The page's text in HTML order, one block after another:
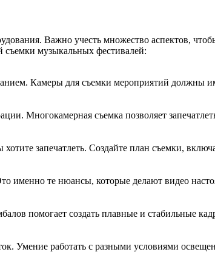
Важно учесть множество аспектов,
музыкальных фестивалей:
Камеры для съемки мероприятий должны
Многокамерная съемка позволяет
запечатлеть. Создайте план съемки,
именно те нюансы, которые делают видео
помогает создать плавные и стабильные
Умение работать с разными условиями